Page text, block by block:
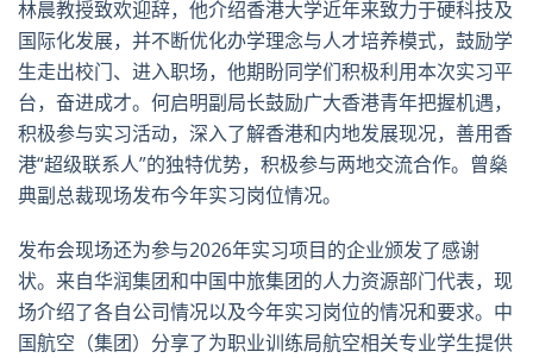
林晨教授致欢迎辞，他介绍香港大学近年来致力于硬科技及
国际化发展，并不断优化办学理念与人才培养模式，鼓励学
生走出校门、进入职场，他期盼同学们积极利用本次实习平
台，奋进成才。何启明副局长鼓励广大香港青年把握机遇，
积极参与实习活动，深入了解香港和内地发展现况，善用香
港“超级联系人”的独特优势，积极参与两地交流合作。曾燊
典副总裁现场发布今年实习岗位情况。
发布会现场还为参与2026年实习项目的企业颁发了感谢
状。来自华润集团和中国中旅集团的人力资源部门代表，现
场介绍了各自公司情况以及今年实习岗位的情况和要求。中
国航空（集团）分享了为职业训练局航空相关专业学生提供